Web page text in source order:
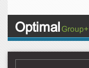
Optimal Group+